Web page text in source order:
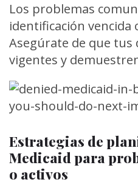
Los problemas
identificación vencida
Asegúrate de que tus
vigentes y
Estrategias de
Medicaid para
o activos